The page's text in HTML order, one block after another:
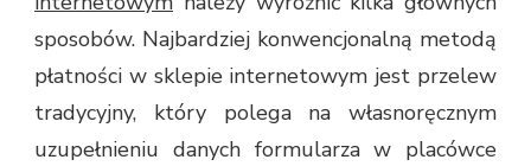
sposobów. Najbardziej konwencjonalną metodą
płatności w sklepie internetowym jest przelew
tradycyjny, który polega na własnoręcznym
uzupełnieniu danych formularza w placówce